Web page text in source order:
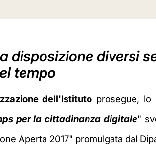
disposizione diversi
tempo
dell'Istituto prosegue, lo
per la cittadinanza digitale"
Aperta 2017" promulgata dal